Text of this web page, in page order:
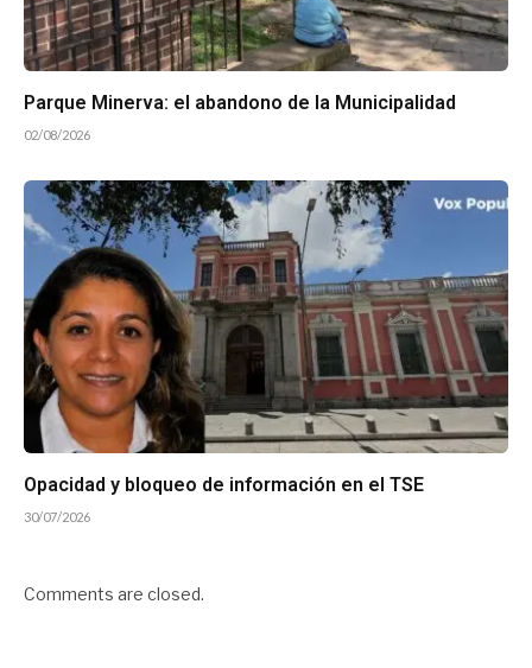
Parque Minerva: el abandono de la Municipalidad
02/08/2026
Opacidad y bloqueo de información en el TSE
30/07/2026
Comments are closed.